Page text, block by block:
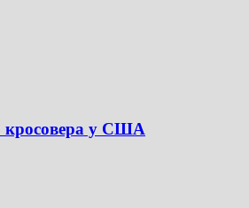
кросовера у США